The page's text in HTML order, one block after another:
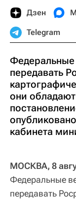
Дзен
Telegram
Федеральные
передавать
они
кабинета
МОСКВА, 8
Федеральные
передавать